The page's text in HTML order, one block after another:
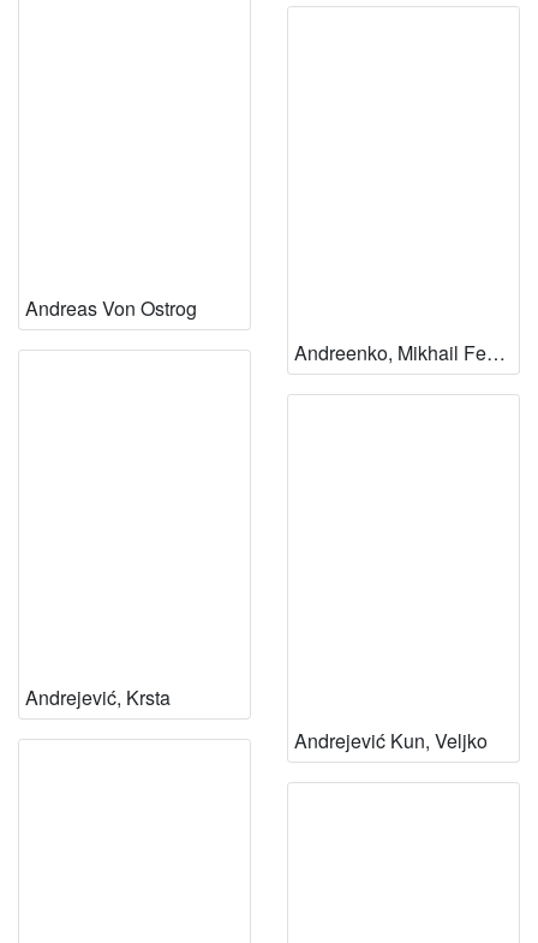
Andreas Von Ostrog
Andreenko, Mikhail Fedorovič
Andrejević, Krsta
Andrejević Kun, Veljko